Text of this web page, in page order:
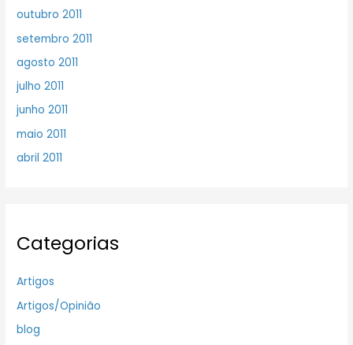
outubro 2011
setembro 2011
agosto 2011
julho 2011
junho 2011
maio 2011
abril 2011
Categorias
Artigos
Artigos/Opinião
blog